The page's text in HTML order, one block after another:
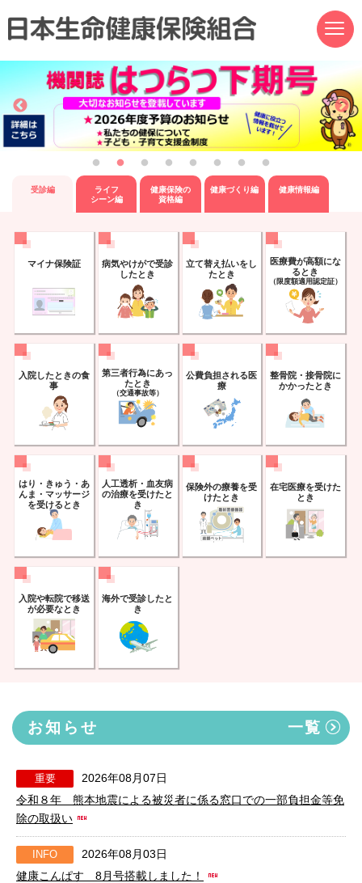
受診編
ライフ
シーン編
健康保険の
資格編
健康づくり編 健康情報編
マイナ保険証 病気やけがで受診
したとき
立て替え払いをし
たとき
医療費が高額にな
るとき
（限度額適用認定証）
入院したときの食
事
第三者行為にあっ
たとき
（交通事故等）
公費負担される医
療
整骨院・接骨院に
かかったとき
はり・きゅう・あ
んま・ マッサージ
を受けるとき
人工透析・血友病
の治療を受けたと
き
保険外の療養を受
けたとき
在宅医療を受けた
とき
入院や転院で移送
が必要なとき
海外で受診したと
き
お知らせ 一覧
重要
2026年08月07日
令和８年 熊本地震による被災者に係る窓口での一部負担金等免
除の取扱い
INFO
2026年08月03日
健康こんぱす 8月号搭載しました！